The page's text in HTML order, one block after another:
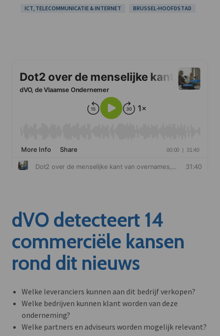
ICT, TELECOMMUNICATIE & INTERNET BRUSSEL-HOOFDSTAD
dVO detecteert 14
commerciële kansen
rond dit nieuws
Welke leveranciers kunnen aan dit bedrijf verkopen?
Welke bedrijven kunnen klant worden van deze
onderneming?
Welke partners en adviseurs worden mogelijk relevant?